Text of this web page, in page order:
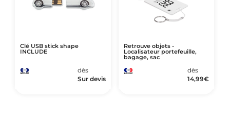
Sports, loisirs & jouets
PLV & Mobiliers Pub
Temps Forts de l'Année
Clé USB stick shape
INCLUDE
dès
Sur devis
Retrouve objets -
Localisateur portefeuille,
bagage, sac
dès
14,99€